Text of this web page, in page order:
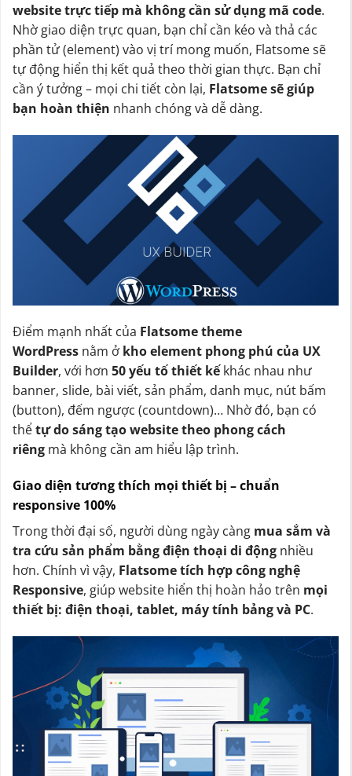
website trực tiếp mà không cần sử dụng mã code.
Nhờ giao diện trực quan, bạn chỉ cần kéo và thả các
phần tử (element) vào vị trí mong muốn, Flatsome sẽ
tự động hiển thị kết quả theo thời gian thực. Bạn chỉ
cần ý tưởng – mọi chi tiết còn lại, Flatsome sẽ giúp
bạn hoàn thiện nhanh chóng và dễ dàng.
Điểm mạnh nhất của Flatsome theme
WordPress nằm ở kho element phong phú của UX
Builder, với hơn 50 yếu tố thiết kếkhác nhau như
banner, slide, bài viết, sản phẩm, danh mục, nút bấm
(button), đếm ngược (countdown)… Nhờ đó, bạn có
thểtự do sáng tạo website theo phong cách
riêng mà không cần am hiểu lập trình.
Giao diện tương thích mọi thiết bị – chuẩn
responsive 100%
Trong thời đại số, người dùng ngày càng mua sắm và
tra cứu sản phẩm bằng điện thoại di động nhiều
hơn. Chính vì vậy, Flatsome tích hợp công nghệ
Responsive, giúp website hiển thị hoàn hảo trên mọi
thiết bị: điện thoại, tablet, máy tính bảng và PC.